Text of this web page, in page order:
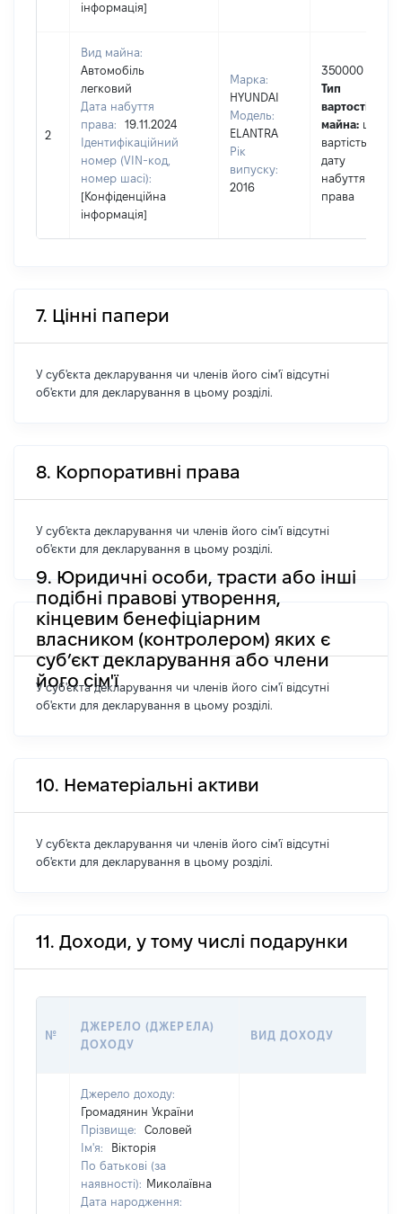
інформація]
2
Вид майна:
Автомобіль
легковий
Дата набуття
права:
19.11.2024
Ідентифікаційний
номер (VIN-код,
номер шасі):
[Конфіденційна
інформація]
Марка:
HYUNDAI
Модель:
ELANTRA
Рік
випуску:
2016
350000
Тип
вартості
майна: це
вартість на
дату
набуття
права
7. Цінні папери
У суб'єкта декларування чи членів його сім'ї відсутні
об'єкти для декларування в цьому розділі.
8. Корпоративні права
У суб'єкта декларування чи членів його сім'ї відсутні
об'єкти для декларування в цьому розділі.
9. Юридичні особи, трасти або інші
подібні правові утворення,
кінцевим бенефіціарним
власником (контролером) яких є
суб’єкт декларування або члени
його сім'ї
У суб'єкта декларування чи членів його сім'ї відсутні
об'єкти для декларування в цьому розділі.
10. Нематеріальні активи
У суб'єкта декларування чи членів його сім'ї відсутні
об'єкти для декларування в цьому розділі.
11. Доходи, у тому числі подарунки
№
ДЖЕРЕЛО (ДЖЕРЕЛА)
ДОХОДУ
ВИД ДОХОДУ
Джерело доходу:
Громадянин України
Прізвище:
Соловей
Ім'я:
Вікторія
По батькові (за
наявності): Миколаївна
Дата народження: